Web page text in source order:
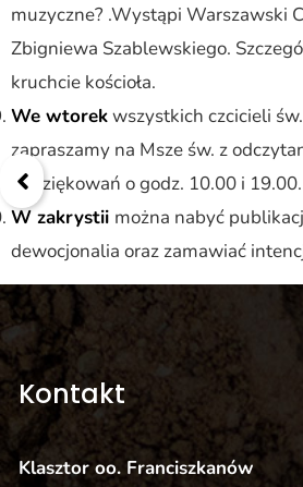
muzyczne? .Wystąpi Warszawski
Zbigniewa Szablewskiego.
kruchcie kościoła.
We wtorekwszystkich czcicieli
zapraszamy na Msze św. z
podziękowań o godz. 10.00 i 19.00.
W zakrystii można nabyć
dewocjonalia oraz zamawiać
Kontakt
Klasztor oo. Franciszkanów